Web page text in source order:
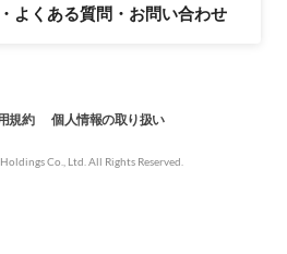
よくある質問・お問い合わせ
規約 個人情報の取り扱い
Co., Ltd. All Rights Reserved.